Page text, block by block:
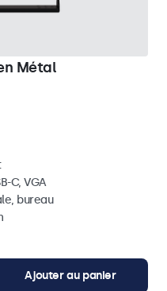
Métal
C, VGA
bureau
Ajouter au panier